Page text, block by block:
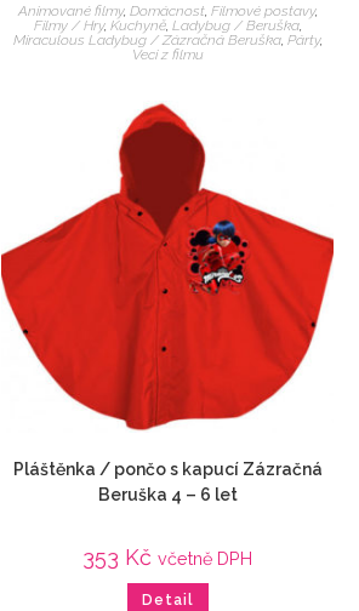
Animované filmy, Domácnost, Filmové postavy,
Filmy / Hry, Kuchyně, Ladybug / Beruška,
Miraculous Ladybug / Zázračná Beruška, Párty,
Veci z filmu
Pláštěnka / pončo s kapucí Zázračná
Beruška 4 – 6 let
353 Kč včetně DPH
Detail